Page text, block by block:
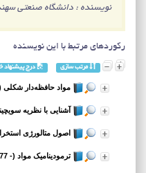
نویسنده : دانشگاه صنعتی
رکوردهای مرتبط با این نویسنده
مرتب سازی درج پیشنهاد
مواد حافظه‌دار شکلی
آشنایی با نظریه
اصول متالورژی استخراجی
ترمودینامیک مواد (- 1377)